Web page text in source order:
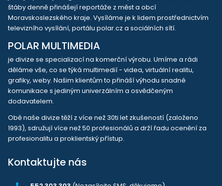
štáby denně přinášejí reportáže z měst a obcí
Moravskoslezského kraje. Vysíláme je k lidem prostřednictvím
televizního vysílání, portálu polar.cz a sociálních sítí.
POLAR MULTIMEDIA
je divize se specializací na komerční výrobu. Umíme a rádi
děláme vše, co se týká multimedií - videa, virtuální realitu,
grafiky, weby. Našim klientům to přináší výhodu snadné
komunikace s jediným univerzálním a osvědčeným
dodavatelem.
Obě naše divize těží z více než 30ti let zkušeností (založeno
1993), sdružují více než 50 profesionálů a drží řadu ocenění za
profesionalitu a proklientský přístup.
Kontaktujte nás